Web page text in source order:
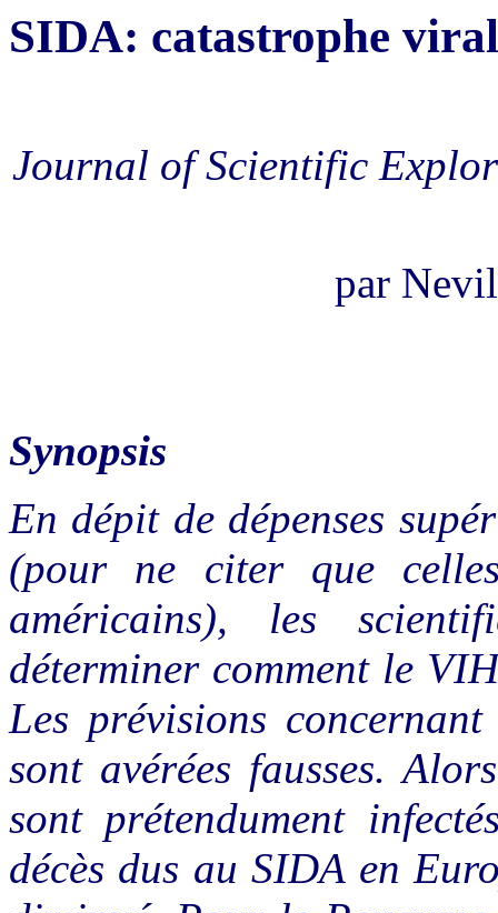
SIDA: catastrophe
Journal of Scientific
par
Synopsis
En dépit de dépenses
(pour ne citer que
américains), les
déterminer comment le
Les prévisions
sont avérées fausses.
sont prétendument
décès dus au SIDA en